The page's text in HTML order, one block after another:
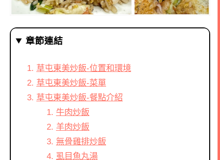
章節連結
草屯東美炒飯-位置和環境
草屯東美炒飯-菜單
草屯東美炒飯-餐點介紹
牛肉炒飯
羊肉炒飯
無骨雞排炒飯
虱目魚丸湯